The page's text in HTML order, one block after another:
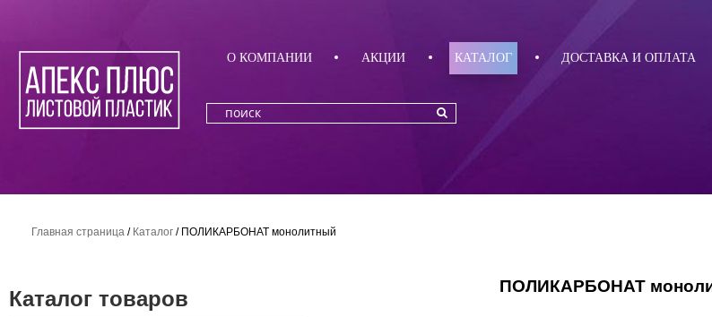
О КОМПАНИИ АКЦИИ КАТАЛОГ ДОСТАВКА И ОПЛАТА
Главная страница / Каталог / ПОЛИКАРБОНАТ монолитный
Каталог товаров
ПОЛИКАРБОНАТ